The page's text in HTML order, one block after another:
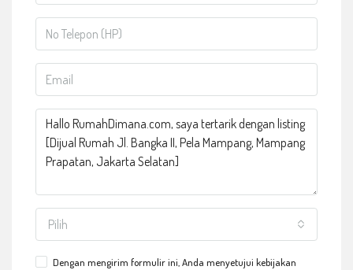
Pilih
Dengan mengirim formulir ini, Anda menyetujui kebijakan